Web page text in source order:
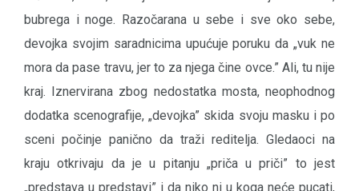
bubrega i noge. Razočarana u sebe i sve oko sebe,
devojka svojim saradnicima upućuje poruku da „vuk ne
mora da pase travu, jer to za njega čine ovce.” Ali, tu nije
kraj. Iznervirana zbog nedostatka mosta, neophodnog
dodatka scenografije, „devojka” skida svoju masku i po
sceni počinje panično da traži reditelja. Gledaoci na
kraju otkrivaju da je u pitanju „priča u priči” to jest
„predstava u predstavi” i da niko ni u koga neće pucati,